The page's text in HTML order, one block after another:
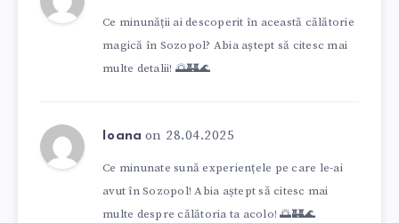
Ce minunății ai descoperit în această călătorie
magică în Sozopol? Abia aștept să citesc mai
multe detalii! 🌅🏰🌊
Ioana on 28.04.2025
Ce minunate sună experiențele pe care le-ai
avut în Sozopol! Abia aștept să citesc mai
multe despre călătoria ta acolo! 🌅🏰🌊